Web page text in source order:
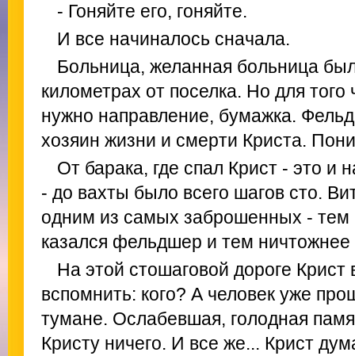
- Гоняйте его, гоняйте.
И все начиналось сначала.
Больница, желанная больница
километрах от поселка. Но для того
нужно направление, бумажка.
хозяин жизни и смерти Криста.
От барака, где спал Крист - это и
- до вахты было всего шагов сто.
одним из самых заброшенных -
казался фельдшер и тем ничтожнее
На этой стошаговой дороге Крист
вспомнить: кого? А человек уже
тумане. Ослабевшая, голодная
Кристу ничего. И все же... Крист